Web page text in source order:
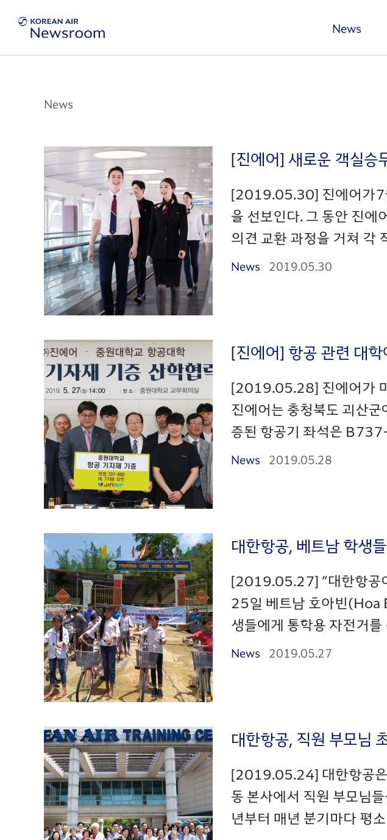
News
News
[진에어] 새로운 객실승
[2019.05.30] 진에어가7
을 선보인다. 그 동안 진에
의견 교환 과정을 거쳐 각
News 2019.05.30
[진에어] 항공 관련 대
[2019.05.28] 진에어가
진에어는 충청북도 괴산
증된 항공기 좌석은
News 2019.05.28
대한항공, 베트남 학생
[2019.05.27] “대한항공
25일 베트남 호아빈
생들에게 통학용 자전거를
News 2019.05.27
대한항공, 직원 부모님
[2019.05.24] 대한항공은
동 본사에서 직원 부모님
년부터 매년 분기마다 평